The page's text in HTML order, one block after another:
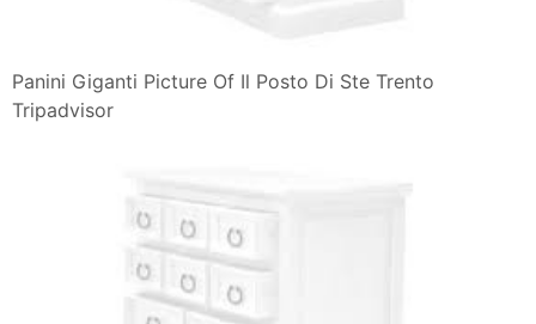
Panini Giganti Picture Of Il Posto Di Ste Trento
Tripadvisor